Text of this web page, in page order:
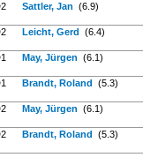
Sattler, Jan (6.9)
Leicht, Gerd (6.4)
May, Jürgen (6.1)
Brandt, Roland (5.3)
May, Jürgen (6.1)
Brandt, Roland (5.3)